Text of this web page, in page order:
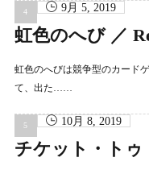
9月 5, 2019
虹色のへび ／
虹色のへびは競争型のカード
て、出た……
10月 8, 2019
チケット・ト